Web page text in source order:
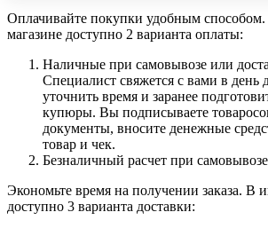
Оплачивайте покупки удобным
магазине доступно 2 варианта оплаты:
Наличные при самовывозе или
Специалист свяжется с вами в день
уточнить время и заранее
купюры. Вы подписываете
документы, вносите денежные
товар и чек.
Безналичный расчет при самовывозе
Экономьте время на получении заказа. В
доступно 3 варианта доставки: